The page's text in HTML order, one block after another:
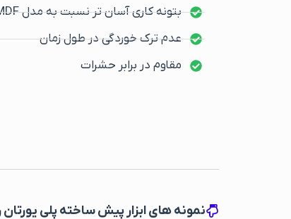
بتونه کاری آسان تر نسبت به مدل MDF
عدم ترک خوردگی در طول زمان
مقاوم در برابر حشرات
نمونه های ابزار پیش ساخته پلی